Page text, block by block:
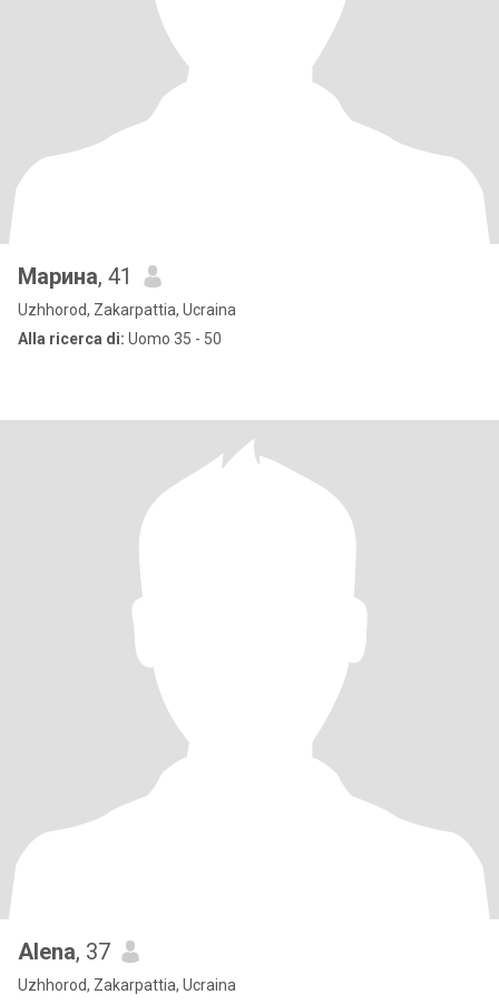
Марина, 41
Uzhhorod, Zakarpattia, Ucraina
Alla ricerca di: Uomo 35 - 50
Alena, 37
Uzhhorod, Zakarpattia, Ucraina